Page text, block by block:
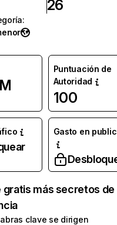
26
:
Puntuación de
Autoridad
100
Gasto en
gratis más secretos de
clave se dirigen